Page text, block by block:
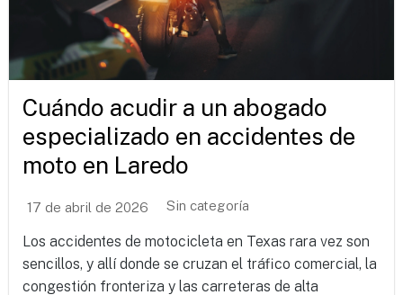
Cuándo acudir a un abogado
especializado en accidentes de
moto en Laredo
17 de abril de 2026 Sin categoría
Los accidentes de motocicleta en Texas rara vez son
sencillos, y allí donde se cruzan el tráfico comercial, la
congestión fronteriza y las carreteras de alta